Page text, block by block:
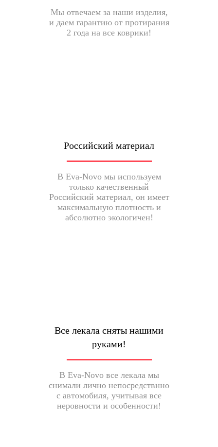
Мы отвечаем за наши изделия,
и даем гарантию от протирания
2 года на все коврики!
Российский материал
В Eva-Novo мы используем
только качественный
Российский материал, он имеет
максимальную плотность и
абсолютно экологичен!
Все лекала сняты нашими
руками!
В Eva-Novo все лекала мы
снимали лично непосредствнно
с автомобиля, учитывая все
неровности и особенности!